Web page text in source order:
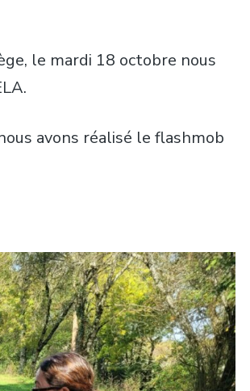
le mardi 18 octobre nous
avons réalisé le flashmob